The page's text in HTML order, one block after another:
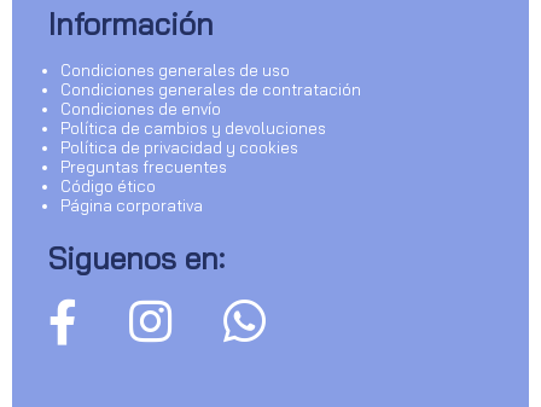
Información
Condiciones generales de uso
Condiciones generales de contratación
Condiciones de envío
Política de cambios y devoluciones
Política de privacidad y cookies
Preguntas frecuentes
Código ético
Página corporativa
Siguenos en: